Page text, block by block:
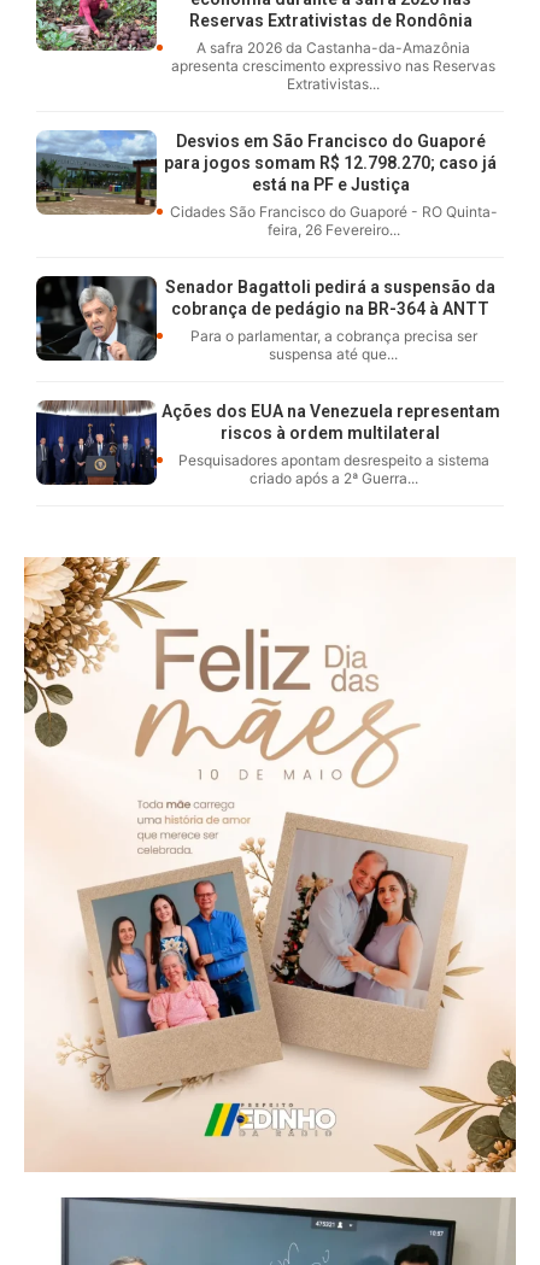
Reservas Extrativistas de Rondônia
A safra 2026 da Castanha-da-Amazônia
apresenta crescimento expressivo nas Reservas
Extrativistas...
Desvios em São Francisco do Guaporé
para jogos somam R$ 12.798.270; caso já
está na PF e Justiça
Cidades São Francisco do Guaporé - RO Quinta-
feira, 26 Fevereiro...
Senador Bagattoli pedirá a suspensão da
cobrança de pedágio na BR-364 à ANTT
Para o parlamentar, a cobrança precisa ser
suspensa até que...
Ações dos EUA na Venezuela representam
riscos à ordem multilateral
Pesquisadores apontam desrespeito a sistema
criado após a 2ª Guerra...